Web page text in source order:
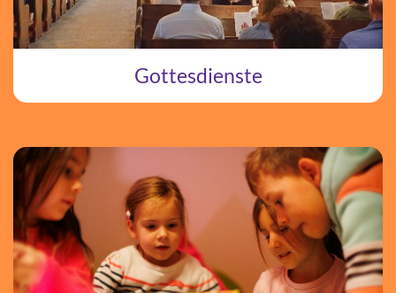
Gottesdienste